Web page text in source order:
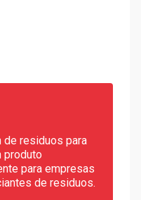
de residuos para
produto
para empresas
de residuos.